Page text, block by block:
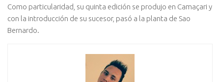
Como particularidad, su quinta edición se produjo en Camaçari y
con la introducción de su sucesor, pasó a la planta de Sao
Bernardo.